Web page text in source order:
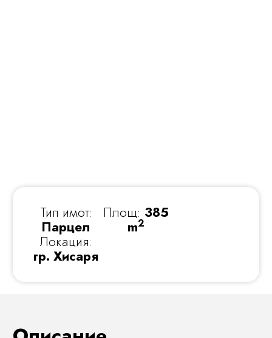
Тип имот:
Парцел
Локация:
гр. Хисаря
Площ: 385
m2